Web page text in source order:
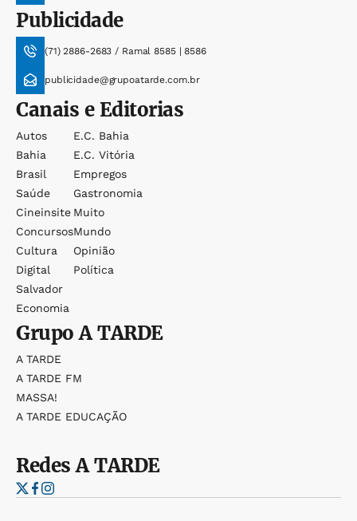
Publicidade
(71) 2886-2683 / Ramal 8585 | 8586
publicidade@grupoatarde.com.br
Canais e Editorias
Autos
Bahia
Brasil
Saúde
Cineinsite
Concursos
Cultura
Digital
Salvador
Economia
E.c. Bahia
E.c. Vitória
Empregos
Gastronomia
Muito
Mundo
Opinião
Política
GrupoA TARDE
A TARDE
A TARDE FM
MASSA!
A TARDE EDUCAÇÃO
RedesA TARDE